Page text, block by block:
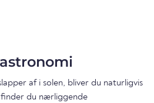
af i solen, bliver du naturligvis
du nærliggende